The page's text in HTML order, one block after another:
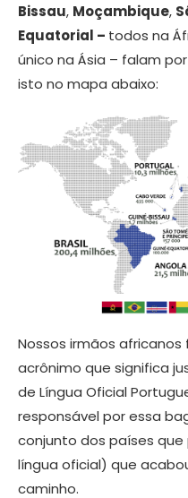
Bissau, Moçambique,
Equatorial – todos na
único na Ásia – falam
isto no mapa abaixo:
Nossos irmãos africanos
acrônimo que significa
de Língua Oficial
responsável por essa
conjunto dos países
língua oficial) que
caminho.